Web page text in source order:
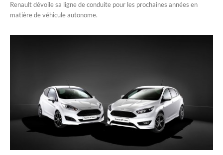
Renault dévoile sa ligne de conduite pour les prochaines années en
matière de véhicule autonome.